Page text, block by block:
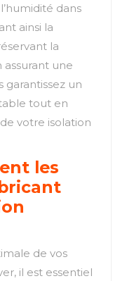
dans
ainsi la
la
assurant une
garantissez un
tout en
votre isolation
les
de vos
il est essentiel